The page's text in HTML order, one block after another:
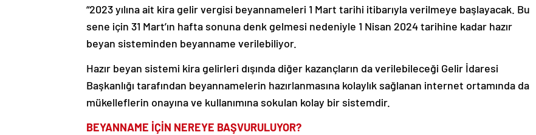
“2023 yılına ait kira gelir vergisi beyannameleri 1 Mart tarihi itibarıyla verilmeye başlayacak. Bu
sene için 31 Mart’ın hafta sonuna denk gelmesi nedeniyle 1 Nisan 2024 tarihine kadar hazır
beyan sisteminden beyanname verilebiliyor.
Hazır beyan sistemi kira gelirleri dışında diğer kazançların da verilebileceği Gelir İdaresi
Başkanlığı tarafından beyannamelerin hazırlanmasına kolaylık sağlanan internet ortamında da
mükelleflerin onayına ve kullanımına sokulan kolay bir sistemdir.
BEYANNAME İÇİN NEREYE BAŞVURULUYOR?